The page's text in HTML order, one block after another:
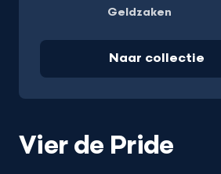
Geldzaken
Naar collectie
Vier de Pride